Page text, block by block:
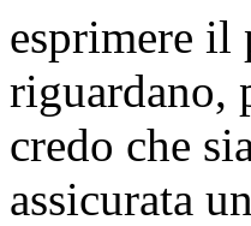
esprimere il
riguardano,
credo che
assicurata